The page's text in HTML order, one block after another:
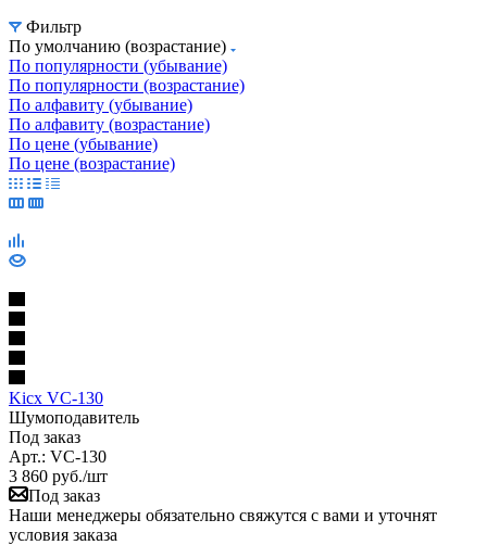
Фильтр
По умолчанию (возрастание)
По популярности (убывание)
По популярности (возрастание)
По алфавиту (убывание)
По алфавиту (возрастание)
По цене (убывание)
По цене (возрастание)
Kicx VC-130
Шумоподавитель
Под заказ
Арт.: VC-130
3 860 руб./шт
Под заказ
Наши менеджеры обязательно свяжутся с вами и уточнят
условия заказа